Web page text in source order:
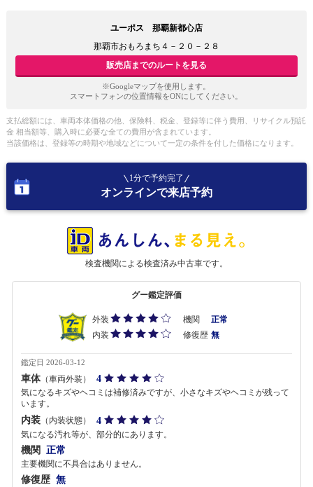
ユーポス 那覇新都心店
那覇市おもろまち４－２０－２８
販売店までのルートを見る
※Googleマップを使用します。
スマートフォンの位置情報をONにしてください。
支払総額には、車両本体価格の他、保険料、税金、登録等に伴う費用、リサイクル預託
金 相当額等、購入時に必要な全ての費用が含まれています。
当該価格は、登録等の時期や地域などについて一定の条件を付した価格になります。
1分で予約完了
オンラインで来店予約
検査機関による検査済み中古車です。
グー鑑定評価
外装 機関
正常
内装
修復歴 無
鑑定日 2026-03-12
車体（車両外装） 4
気になるキズやヘコミは補修済みですが、小さなキズやヘコミが残って
います。
内装 （内装状態） 4
気になる汚れ等が、部分的にあります。
機関 正常
主要機関に不具合はありません。
修復歴 無